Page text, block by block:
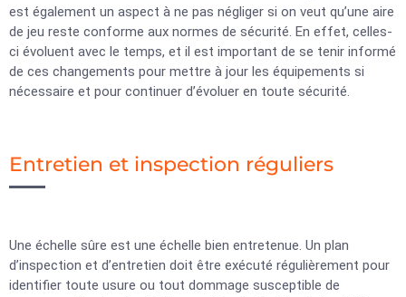
est également un aspect à ne pas négliger si on veut qu’une aire
de jeu reste conforme aux normes de sécurité. En effet, celles-
ci évoluent avec le temps, et il est important de se tenir informé
de ces changements pour mettre à jour les équipements si
nécessaire et pour continuer d’évoluer en toute sécurité.
Entretien et inspection réguliers
Une échelle sûre est une échelle bien entretenue. Un plan
d’inspection et d’entretien doit être exécuté régulièrement pour
identifier toute usure ou tout dommage susceptible de